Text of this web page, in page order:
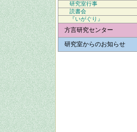
研究室行事
読書会
『いがぐり』
方言研究センター
研究室からのお知らせ